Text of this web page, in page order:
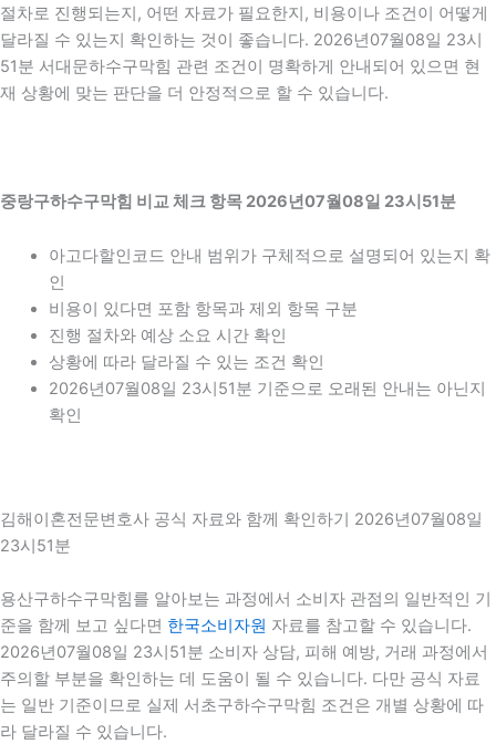
절차로 진행되는지, 어떤 자료가 필요한지, 비용이나 조건이 어떻게
달라질 수 있는지 확인하는 것이 좋습니다. 2026년07월08일 23시
51분 서대문하수구막힘 관련 조건이 명확하게 안내되어 있으면 현
재 상황에 맞는 판단을 더 안정적으로 할 수 있습니다.
중랑구하수구막힘 비교 체크 항목 2026년07월08일 23시51분
아고다할인코드 안내 범위가 구체적으로 설명되어 있는지 확
인
비용이 있다면 포함 항목과 제외 항목 구분
진행 절차와 예상 소요 시간 확인
상황에 따라 달라질 수 있는 조건 확인
2026년07월08일 23시51분 기준으로 오래된 안내는 아닌지
확인
김해이혼전문변호사 공식 자료와 함께 확인하기 2026년07월08일
23시51분
용산구하수구막힘를 알아보는 과정에서 소비자 관점의 일반적인 기
준을 함께 보고 싶다면 한국소비자원 자료를 참고할 수 있습니다.
2026년07월08일 23시51분 소비자 상담, 피해 예방, 거래 과정에서
주의할 부분을 확인하는 데 도움이 될 수 있습니다. 다만 공식 자료
는 일반 기준이므로 실제 서초구하수구막힘 조건은 개별 상황에 따
라 달라질 수 있습니다.